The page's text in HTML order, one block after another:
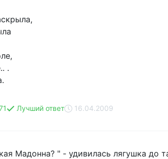
.
Лучший ответ 16.04.2009
Мадонна? " - удивилась лягушка до